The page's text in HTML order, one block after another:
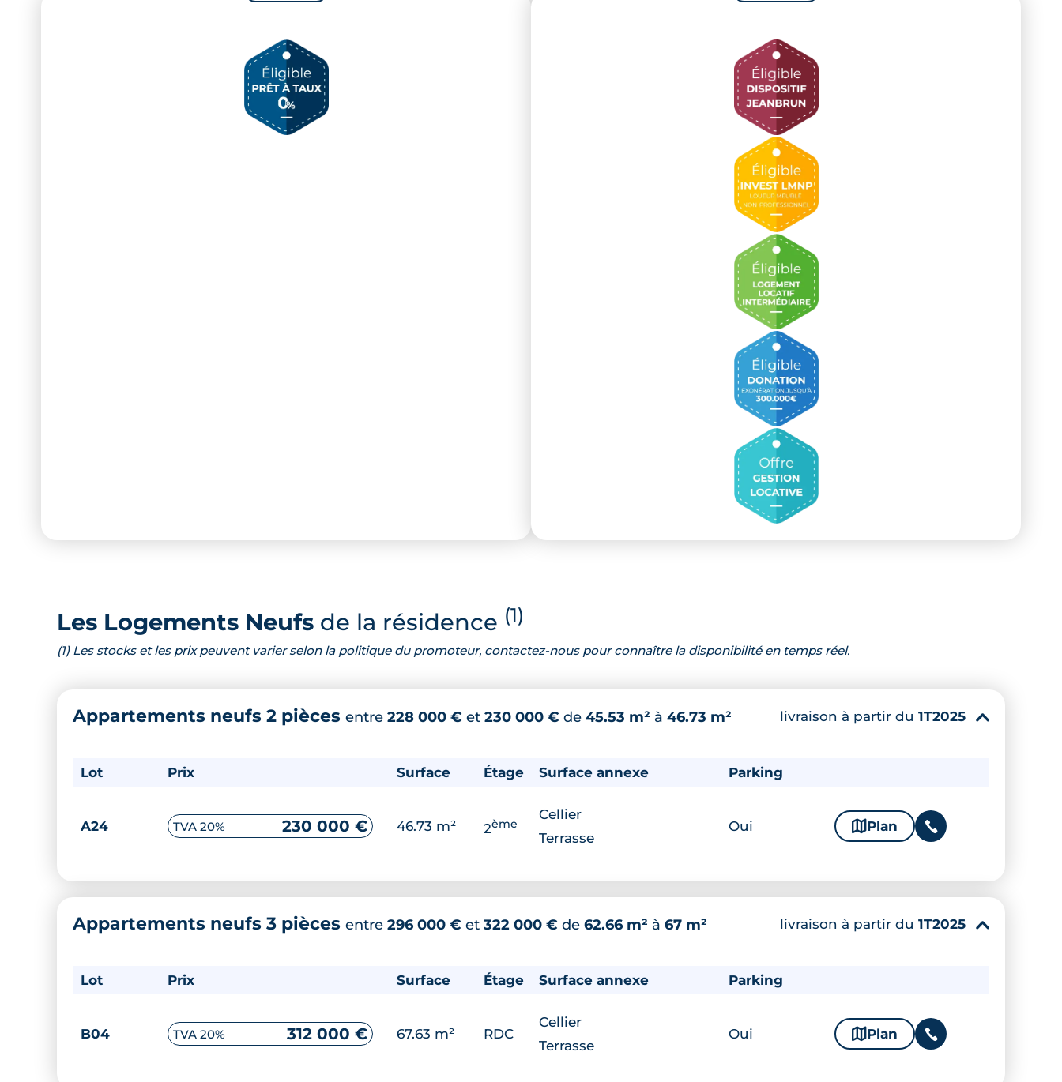
Les Logements Neufs de la résidence (1)
(1) Les stocks et les prix peuvent varier selon la politique du promoteur, contactez-nous pour connaître la disponibilité en temps réel.
Appartements neufs 2 pièces entre 228 000 € et 230 000 € de 45.53 m² à 46.73 m² livraison à partir du 1T2025 ▾
Lot Prix Surface Étage Surface annexe Parking
A24 TVA 20% 230 000 € 46.73 m² 2ème
Cellier
Terrasse
Oui 🗞 Plan 📞
Appartements neufs 3 pièces entre 296 000 € et 322 000 € de 62.66 m² à 67 m² livraison à partir du 1T2025 ▾
Lot Prix Surface Étage Surface annexe Parking
B04 TVA 20% 312 000 € 67.63 m² RDC
Cellier
Terrasse
Oui 🗞 Plan 📞